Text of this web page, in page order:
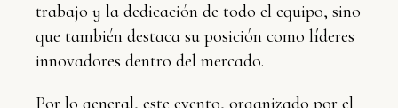
trabajo y la dedicación de todo el equipo, sino
que también destaca su posición como líderes
innovadores dentro del mercado.